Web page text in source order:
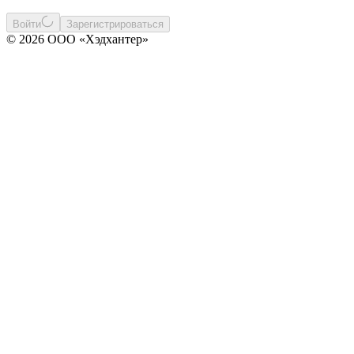
Войти Зарегистрироваться
© 2026 ООО «Хэдхантер»